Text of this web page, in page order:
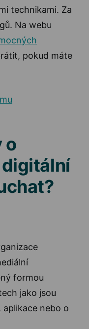
technikami. Za
Na webu
pokud máte
o
formou
jako jsou
aplikace nebo o